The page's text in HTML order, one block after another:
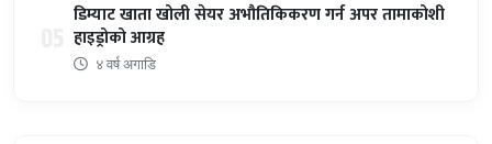
डिम्याट खाता खोली सेयर अभौतिकिकरण गर्न अपर तामाकोशी
हाइड्रोको आग्रह
४ वर्ष अगाडि